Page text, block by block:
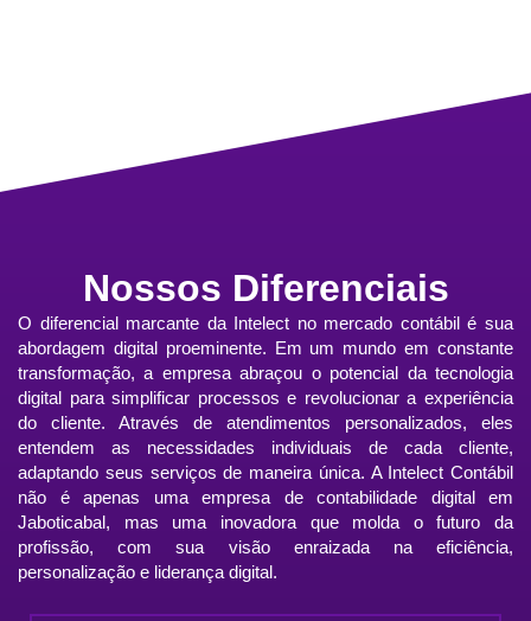
Nossos Diferenciais
O diferencial marcante da Intelect no mercado contábil é sua
abordagem digital proeminente. Em um mundo em constante
transformação, a empresa abraçou o potencial da tecnologia
digital para simplificar processos e revolucionar a experiência
do cliente. Através de atendimentos personalizados, eles
entendem as necessidades individuais de cada cliente,
adaptando seus serviços de maneira única. A Intelect Contábil
não é apenas uma empresa de contabilidade digital em
Jaboticabal, mas uma inovadora que molda o futuro da
profissão, com sua visão enraizada na eficiência,
personalização e liderança digital.